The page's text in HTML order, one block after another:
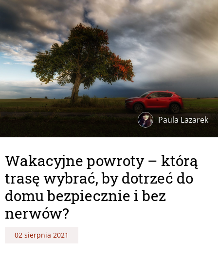
Paula Lazarek
Wakacyjne powroty – którą
trasę wybrać, by dotrzeć do
domu bezpiecznie i bez
nerwów?
02 sierpnia 2021